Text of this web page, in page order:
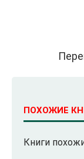
ПОХОЖИЕ
Книги